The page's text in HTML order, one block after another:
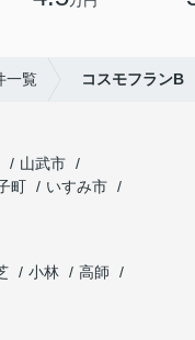
一覧 コスモフランB
山武市
町
いすみ市
小林
高師